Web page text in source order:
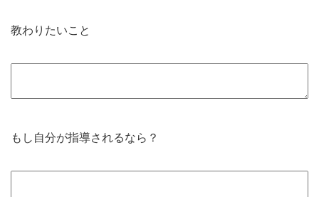
教わりたいこと
もし自分が指導されるなら？